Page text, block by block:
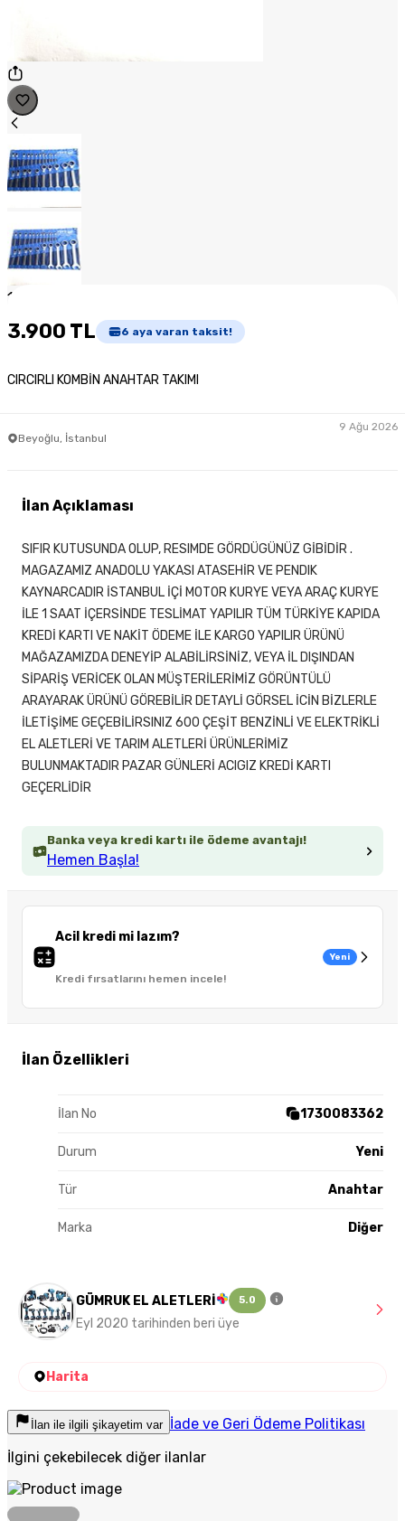
1
3.900 TL 6 aya varan taksit!
CIRCIRLI KOMBİN ANAHTAR TAKIMI
Beyoğlu, İstanbul
9 Ağu 2026
Banka veya kredi kartı ile ödeme avantajı!
Hemen Başla!
Acil kredi mi lazım?
Kredi fırsatlarını hemen incele!
Yeni
İlan Özellikleri
İlan No 1730083362
Durum Yeni
Tür Anahtar
Marka Diğer
İlan Açıklaması
SIFIR KUTUSUNDA OLUP, RESIMDE GÖRDÜGÜNÜZ GİBİDİR .
MAGAZAMIZ ANADOLU YAKASI ATASEHİR VE PENDIK
KAYNARCADIR İSTANBUL İÇİ MOTOR KURYE VEYA ARAÇ KURYE
İLE 1 SAAT İÇERSİNDE TESLİMAT YAPILIR TÜM TÜRKİYE KAPIDA
KREDİ KARTI VE NAKİT ÖDEME İLE KARGO YAPILIR ÜRÜNÜ
MAĞAZAMIZDA DENEYİP ALABİLİRSİNİZ, VEYA İL DIŞINDAN
SİPARİŞ VERİCEK OLAN MÜŞTERİLERİMİZ GÖRÜNTÜLÜ
ARAYARAK ÜRÜNÜ GÖREBİLİR DETAYLİ GÖRSEL İCİN BİZLERLE
İLETİŞİME GEÇEBİLİRSINIZ 600 ÇEŞİT BENZİNLİ VE ELEKTRİKLİ
EL ALETLERİ VE TARIM ALETLERİ ÜRÜNLERİMİZ
BULUNMAKTADIR PAZAR GÜNLERİ ACIGIZ KREDİ KARTI
GEÇERLİDİR
GÜMRUK EL ALETLERİ 5.0
Eyl 2020 tarihinden beri üye
Harita
İlan ile ilgili şikayetim var İade ve Geri Ödeme Politikası
İlgini çekebilecek diğer ilanlar